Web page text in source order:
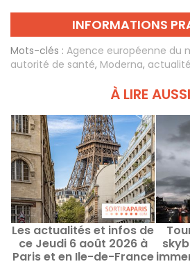
INFORMATIONS
Mots-clés : Agence européenne du
autorité de santé, Moderna,
À LIRE
Les actualités et infos de
ce Jeudi 6 août 2026 à
Paris et en Ile-de-France